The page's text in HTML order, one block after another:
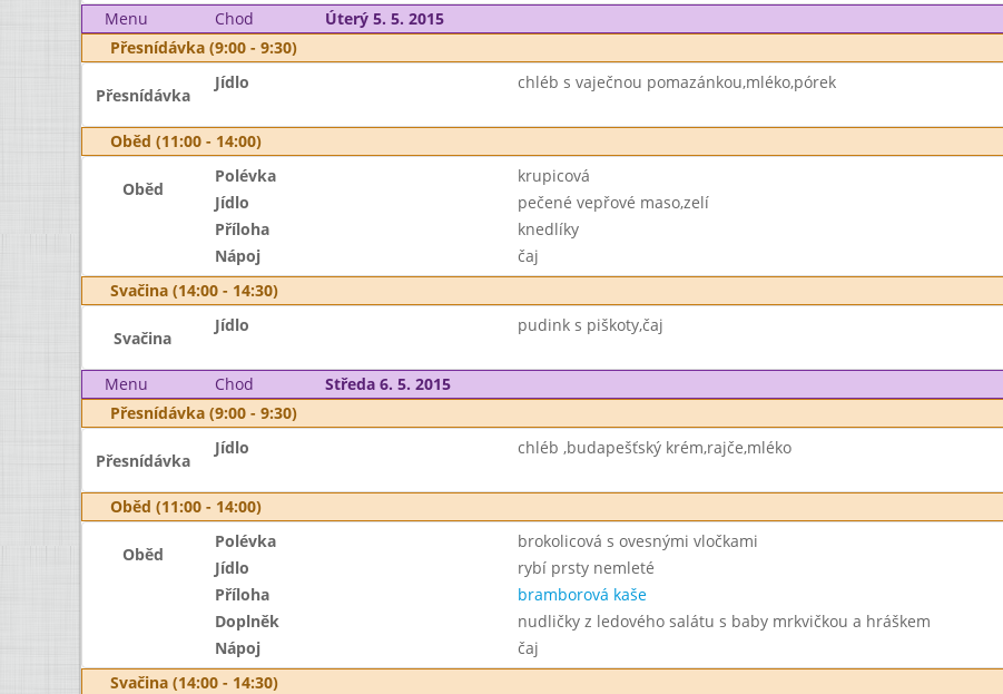
Menu Chod Úterý 5. 5. 2015
Přesnídávka (9:00 - 9:30)
Přesnídávka
Jídlo chléb s vaječnou pomazánkou,mléko,pórek
Oběd (11:00 - 14:00)
Oběd
Polévka krupicová
Jídlo
pečené vepřové maso,zelí
Příloha
knedlíky
Nápoj
čaj
Svačina (14:00 - 14:30)
Svačina
Jídlo pudink s piškoty,čaj
Menu Chod Středa 6. 5. 2015
Přesnídávka (9:00 - 9:30)
Přesnídávka
Jídlo chléb ,budapešťský krém,rajče,mléko
Oběd (11:00 - 14:00)
Oběd
Polévka
brokolicová s ovesnými vločkami
Jídlo
rybí prsty nemleté
Příloha
bramborová kaše
Doplněk
nudličky z ledového salátu s baby mrkvičkou a hráškem
Nápoj
čaj
Svačina (14:00 - 14:30)